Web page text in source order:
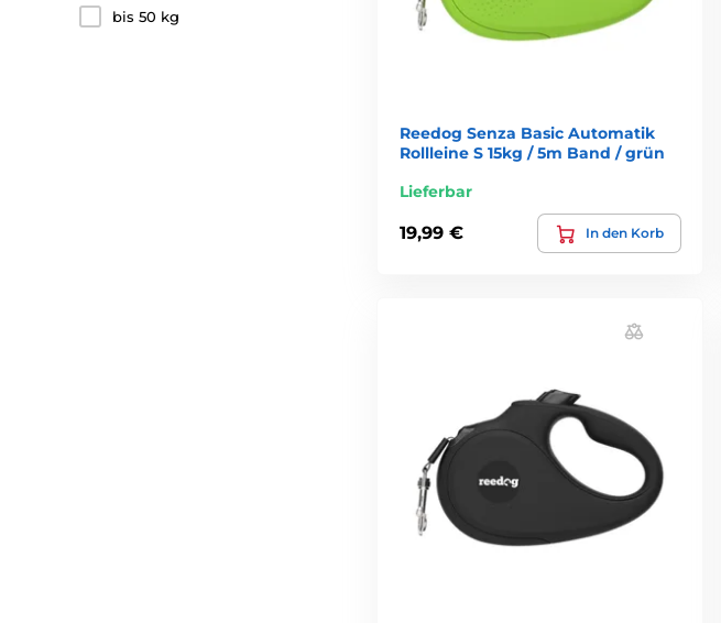
bis 50 kg
Reedog Senza Basic Automatik
Rollleine S 15kg / 5m Band / grün
Lieferbar
19,99 € In den Korb